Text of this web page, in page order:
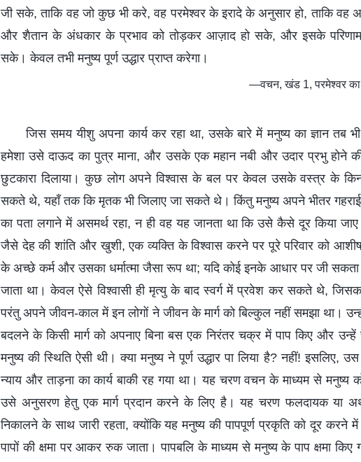
जी सके, ताकि वह जो कुछ भी करे, वह परमेश्वर के इरादे के अनुसार हो, ताकि वह
और शैतान के अंधकार के प्रभाव को तोड़कर आज़ाद हो सके, और इसके
सके। केवल तभी मनुष्य पूर्ण उद्धार प्राप्त करेगा।
—वचन, खंड 1, परमेश्वर का
जिस समय यीशु अपना कार्य कर रहा था, उसके बारे में मनुष्य का ज्ञान तब
हमेशा उसे दाऊद का पुत्र माना, और उसके एक महान नबी और उदार प्रभु होने
छुटकारा दिलाया। कुछ लोग अपने विश्वास के बल पर केवल उसके वस्त्र के
सकते थे, यहाँ तक कि मृतक भी जिलाए जा सकते थे। किंतु मनुष्य अपने भीतर
का पता लगाने में असमर्थ रहा, न ही वह यह जानता था कि उसे कैसे दूर किया
जैसे देह की शांति और खुशी, एक व्यक्ति के विश्वास करने पर पूरे परिवार को आशीष,
के अच्छे कर्म और उसका धर्मात्मा जैसा रूप था; यदि कोई इनके आधार पर जी सकता
जाता था। केवल ऐसे विश्वासी ही मृत्यु के बाद स्वर्ग में प्रवेश कर सकते थे,
परंतु अपने जीवन-काल में इन लोगों ने जीवन के मार्ग को बिल्कुल नहीं समझा था।
बदलने के किसी मार्ग को अपनाए बिना बस एक निरंतर चक्र में पाप किए और
मनुष्य की स्थिति ऐसी थी। क्या मनुष्य ने पूर्ण उद्धार पा लिया है? नहीं! इसलिए,
न्याय और ताड़ना का कार्य बाकी रह गया था। यह चरण वचन के माध्यम से मनुष्य
उसे अनुसरण हेतु एक मार्ग प्रदान करने के लिए है। यह चरण फलदायक या
निकालने के साथ जारी रहता, क्योंकि यह मनुष्य की पापपूर्ण प्रकृति को दूर
पापों की क्षमा पर आकर रुक जाता। पापबलि के माध्यम से मनुष्य के पाप क्षमा